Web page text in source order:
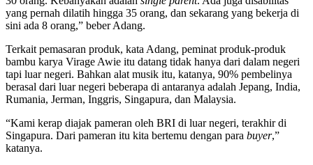
yang pernah dilatih hingga 35 orang, dan sekarang yang bekerja di
sini ada 8 orang,” beber Adang.
Terkait pemasaran produk, kata Adang, peminat produk-produk
bambu karya Virage Awie itu datang tidak hanya dari dalam negeri
tapi luar negeri. Bahkan alat musik itu, katanya, 90% pembelinya
berasal dari luar negeri beberapa di antaranya adalah Jepang, India,
Rumania, Jerman, Inggris, Singapura, dan Malaysia.
“Kami kerap diajak pameran oleh BRI di luar negeri, terakhir di
Singapura. Dari pameran itu kita bertemu dengan para buyer,”
katanya.